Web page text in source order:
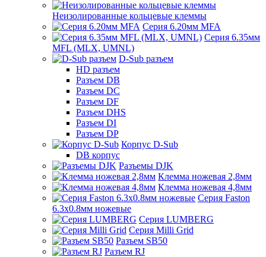
Неизолированные кольцевые клеммы
Серия 6.20мм MFA
Серия 6.35мм
MFL (MLX, UMNL)
D-Sub разъем
HD разъем
Разъем DB
Разъем DC
Разъем DF
Разъем DHS
Разъем DI
Разъем DP
Корпус D-Sub
DB корпус
Разъемы DJK
Клемма ножевая 2,8мм
Клемма ножевая 4,8мм
Серия Faston
6.3х0.8мм ножевые
Серия LUMBERG
Серия Milli Grid
Разъем SB50
Разъем RJ